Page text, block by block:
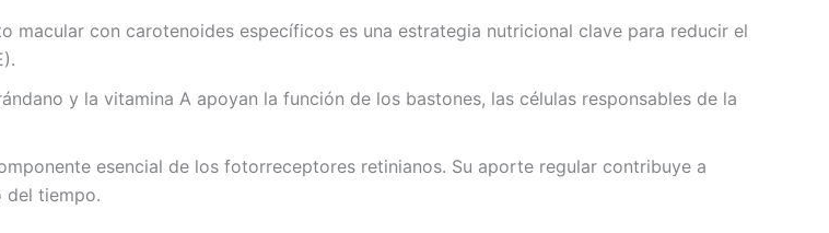
macular con carotenoides específicos es una estrategia nutricional clave para reducir el
y la vitamina A apoyan la función de los bastones, las células responsables de la
esencial de los fotorreceptores retinianos. Su aporte regular contribuye a
del tiempo.